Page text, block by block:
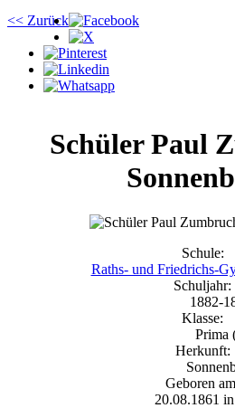
<< Zurück
SchülerPaul
Schule:
Raths- und Friedrichs-
Schuljahr:
1882-
Klasse:
Prima
Herkunft:
Geboren
20.08.1861 in